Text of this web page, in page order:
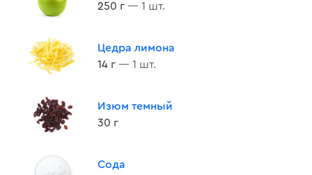
250 г — 1 шт.
Цедра лимона
14 г — 1 шт.
Изюм темный
30 г
Сода